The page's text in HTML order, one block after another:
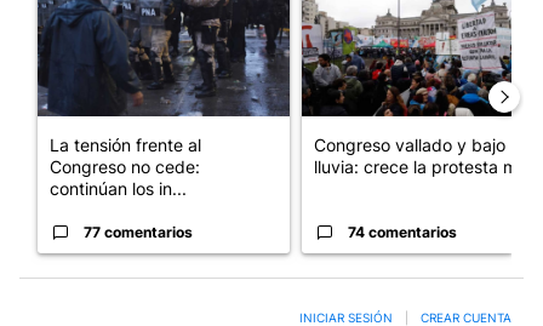
La tensión frente al
Congreso no cede:
continúan los in...
77 comentarios
Congreso vallado y bajo la
lluvia: crece la protesta mi...
74 comentarios
INICIAR SESIÓN CREAR CUENTA